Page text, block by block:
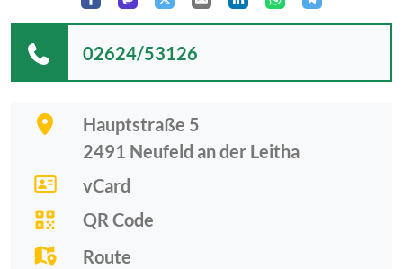
Hauptstraße 5
2491 Neufeld an der Leitha
vCard
QR Code
Route
02624/53126